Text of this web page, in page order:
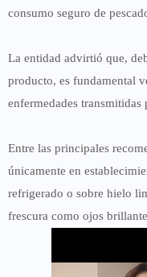
consumo seguro de
La entidad advirtió que,
producto, es fundamental
enfermedades transmitidas
Entre las principales
únicamente en
refrigerado o sobre hielo
frescura como ojos